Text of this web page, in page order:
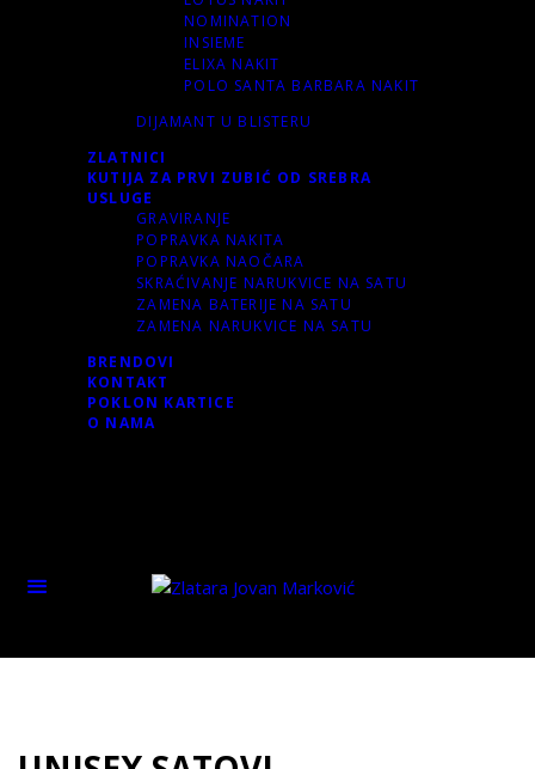
NOMINATION
INSIEME
ELIXA NAKIT
POLO SANTA BARBARA NAKIT
DIJAMANT U BLISTERU
ZLATNICI
KUTIJA ZA PRVI ZUBIĆ OD SREBRA
USLUGE
GRAVIRANJE
POPRAVKA NAKITA
POPRAVKA NAOČARA
SKRAĆIVANJE NARUKVICE NA SATU
ZAMENA BATERIJE NA SATU
ZAMENA NARUKVICE NA SATU
BRENDOVI
KONTAKT
POKLON KARTICE
O NAMA